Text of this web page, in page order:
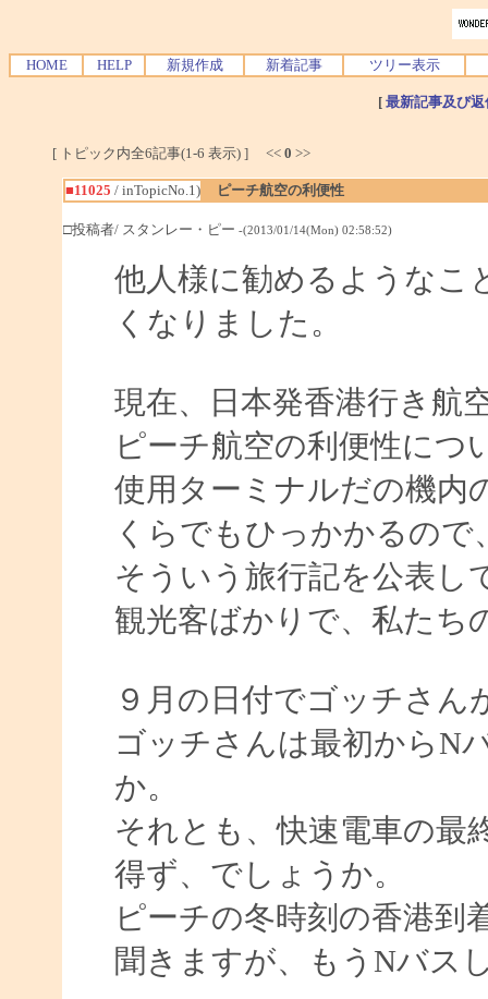
HOME HELP 新規作成 新着記事 ツリー表示
[ 最新記事及び
[ トピック内全6記事(1-6 表示) ] << 0 >>
■11025 / inTopicNo.1) ピーチ航空の利便性
□投稿者/ スタンレー・ピー -(2013/01/14(Mon) 02:58:52)
他人様に勧めるようなこ
くなりました。
現在、日本発香港行き航
ピーチ航空の利便性につ
使用ターミナルだの機内
くらでもひっかかるの
そういう旅行記を公表し
観光客ばかりで、私たち
９月の日付でゴッチさ
ゴッチさんは最初からN
か。
それとも、快速電車の最
得ず、でしょうか。
ピーチの冬時刻の香港到
聞きますが、もうNバス